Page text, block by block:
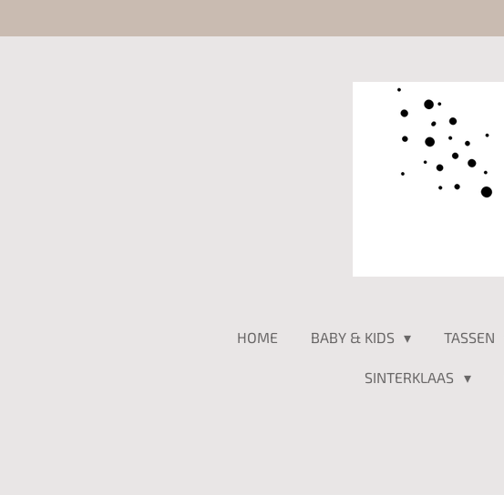
direct
HOME BABY & KIDS TASSEN
SINTERKLAAS